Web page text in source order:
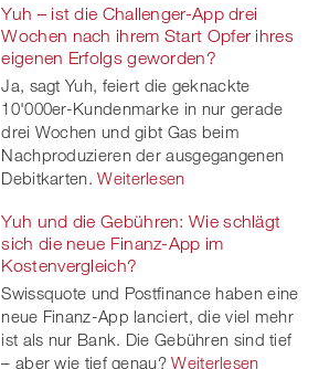
Yuh – ist die Challenger-App drei
Wochen nach ihrem Start Opfer ihres
eigenen Erfolgs geworden?
Ja, sagt Yuh, feiert die geknackte
10'000er-Kundenmarke in nur gerade
drei Wochen und gibt Gas beim
Nachproduzieren der ausgegangenen
Debitkarten. Weiterlesen
Yuh und die Gebühren: Wie schlägt
sich die neue Finanz-App im
Kostenvergleich?
Swissquote und Postfinance haben eine
neue Finanz-App lanciert, die viel mehr
ist als nur Bank. Die Gebühren sind tief
– aber wie tief genau? Weiterlesen